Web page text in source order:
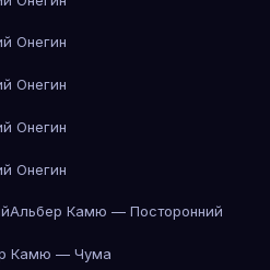
Онегин
Онегин
Онегин
Онегин
Альбер Камю — Посторонний
Камю — Чума